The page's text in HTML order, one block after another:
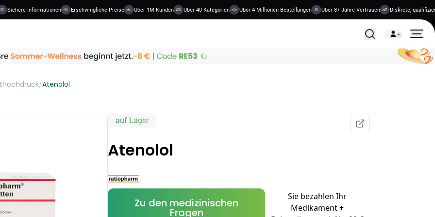
Informationen Erschwingliche Preise Über 1M Kunden Über 40 Kategorien Über 4 Millionen Bestellungen Über 8+ Jahre Vertrauen Diskrete, qualifizierte
Alle Behandlungen
/Atenolol
auf Lager
Atenolol
Zu den medizinischen
Fragen
Sie bezahlen Ihr
Medikament +